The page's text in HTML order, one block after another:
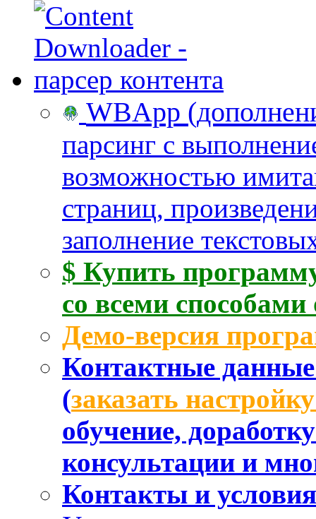
WBApp
парсинг с
возможностью
страниц,
заполнение
$ Купить
со всеми
Демо-версия
Контактные данные
(заказать
обучение,
консультации и
Контакты и